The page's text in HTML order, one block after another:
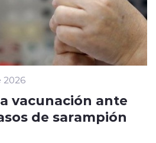
2026
vacunación ante
de sarampión